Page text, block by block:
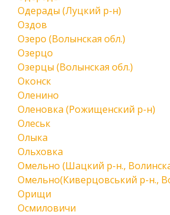
Одерады (Луцкий р-н)
Оздов
Озеро (Волынская обл.)
Озерцо
Озерцы (Волынская обл.)
Оконск
Оленино
Оленовка (Рожищенский р-н)
Олеськ
Олыка
Ольховка
Омельно (Шацкий р-н.,
Омельно(Киверцовський р-н.,
Орищи
Осмиловичи